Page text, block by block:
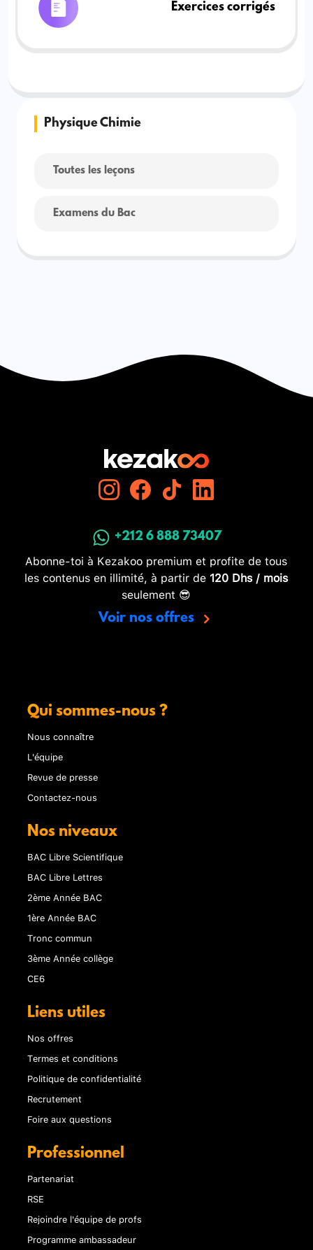
Exercices corrigés
Physique Chimie
Toutes les leçons
Examens du Bac
+212 6 888 73407
Abonne-toi à Kezakoo premium et profite de tous
les contenus en illimité, à partir de 120 Dhs / mois
seulement 😎
Voir nos offres
Qui sommes-nous ?
Nous connaître
L'équipe
Revue de presse
Contactez-nous
Nos niveaux
BAC Libre Scientifique
BAC Libre Lettres
2ème Année BAC
1ère Année BAC
Tronc commun
3ème Année collège
CE6
Liens utiles
Nos offres
Termes et conditions
Politique de confidentialité
Recrutement
Foire aux questions
Professionnel
Partenariat
RSE
Rejoindre l'équipe de profs
Programme ambassadeur